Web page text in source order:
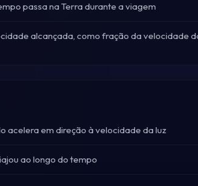
passa na Terra durante a viagem
alcançada, como fração da velocidade
acelera em direção à velocidade da luz
ao longo do tempo